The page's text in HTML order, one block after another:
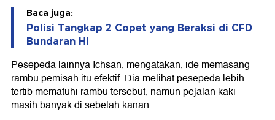
Baca juga:
Polisi Tangkap 2 Copet yang Beraksi di CFD
Bundaran HI
Pesepeda lainnya Ichsan, mengatakan, ide memasang
rambu pemisah itu efektif. Dia melihat pesepeda lebih
tertib mematuhi rambu tersebut, namun pejalan kaki
masih banyak di sebelah kanan.